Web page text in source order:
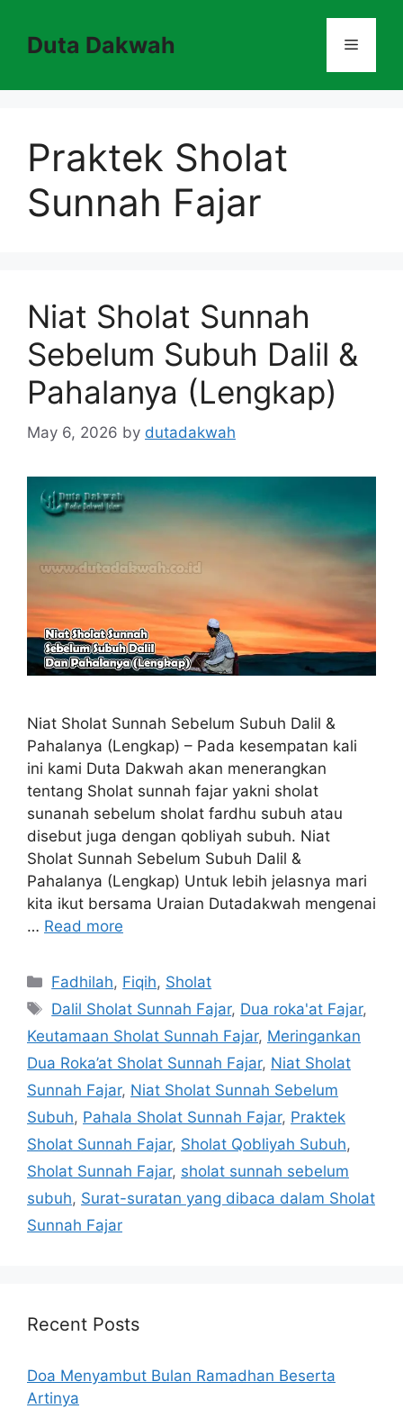
contentDuta Dakwah Menu
Praktek Sholat
Sunnah Fajar
Niat Sholat Sunnah
Sebelum Subuh Dalil &
Pahalanya (Lengkap)
May 6, 2026 by dutadakwah
Niat Sholat Sunnah Sebelum Subuh Dalil &
Pahalanya (Lengkap) – Pada kesempatan kali
ini kami Duta Dakwah akan menerangkan
tentang Sholat sunnah fajar yakni sholat
sunanah sebelum sholat fardhu subuh atau
disebut juga dengan qobliyah subuh. Niat
Sholat Sunnah Sebelum Subuh Dalil &
Pahalanya (Lengkap) Untuk lebih jelasnya mari
kita ikut bersama Uraian Dutadakwah mengenai
… Read more
Categories
Fadhilah, Fiqih, Sholat
Tags
Dalil Sholat Sunnah Fajar, Dua roka'at Fajar,
Keutamaan Sholat Sunnah Fajar, Meringankan
Dua Roka’at Sholat Sunnah Fajar, Niat Sholat
Sunnah Fajar, Niat Sholat Sunnah Sebelum
Subuh, Pahala Sholat Sunnah Fajar, Praktek
Sholat Sunnah Fajar, Sholat Qobliyah Subuh,
Sholat Sunnah Fajar, sholat sunnah sebelum
subuh, Surat-suratan yang dibaca dalam Sholat
Sunnah Fajar
Recent Posts
Doa Menyambut Bulan Ramadhan Beserta
Artinya